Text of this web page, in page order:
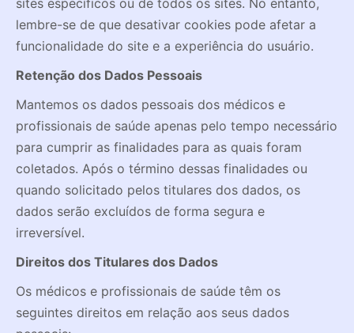
sites específicos ou de todos os sites. No entanto,
lembre-se de que desativar cookies pode afetar a
funcionalidade do site e a experiência do usuário.
Retenção dos Dados Pessoais
Mantemos os dados pessoais dos médicos e
profissionais de saúde apenas pelo tempo necessário
para cumprir as finalidades para as quais foram
coletados. Após o término dessas finalidades ou
quando solicitado pelos titulares dos dados, os
dados serão excluídos de forma segura e
irreversível.
Direitos dos Titulares dos Dados
Os médicos e profissionais de saúde têm os
seguintes direitos em relação aos seus dados